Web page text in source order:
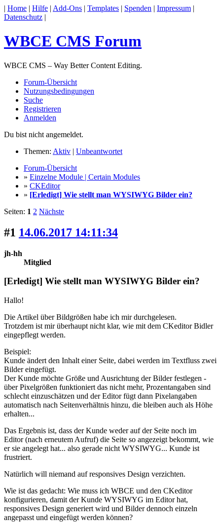
| Home | Hilfe | Add-Ons | Templates | Spenden | Impressum |
Datenschutz |
WBCE CMS Forum
WBCE CMS – Way Better Content Editing.
Forum-Übersicht
Nutzungsbedingungen
Suche
Registrieren
Anmelden
Du bist nicht angemeldet.
Themen: Aktiv | Unbeantwortet
Forum-Übersicht
» Einzelne Module | Certain Modules
» CKEditor
» [Erledigt] Wie stellt man WYSIWYG Bilder ein?
Seiten: 1 2 Nächste
#1 14.06.2017 14:11:34
jh-hh
Mitglied
[Erledigt] Wie stellt man WYSIWYG Bilder ein?
Hallo!
Die Artikel über Bildgrößen habe ich mir durchgelesen.
Trotzdem ist mir überhaupt nicht klar, wie mit dem CKeditor Bidler
eingepflegt werden.
Beispiel:
Kunde ändert den Inhalt einer Seite, dabei werden im Textfluss zwei
Bilder eingefügt.
Der Kunde möchte Größe und Ausrichtung der Bilder festlegen -
über Pixelgrößen funktioniert das nicht mehr, Prozentangaben sind
schlecht einzuschätzen und der Editor fügt dann Pixelangaben
automatisch nach Seitenverhältnis hinzu, die bleiben auch als Höhe
erhalten...
Das Ergebnis ist, dass der Kunde weder auf der Seite noch im
Editor (nach erneutem Aufruf) die Seite so angezeigt bekommt, wie
er sie angelegt hat... also gerade nicht WYSIWYG... Kunde ist
frustriert.
Natürlich will niemand auf responsives Design verzichten.
Wie ist das gedacht: Wie muss ich WBCE und den CKeditor
konfigurieren, damit der Kunde WYSIWYG im Editor hat,
responsives Design generiert wird und Bilder dennoch einzeln
angepasst und eingefügt werden können?